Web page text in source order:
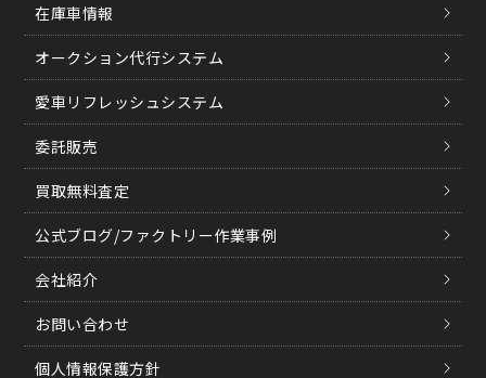
在庫車情報
オークション代行システム
愛車リフレッシュシステム
委託販売
買取無料査定
公式ブログ/ファクトリー作業事例
会社紹介
お問い合わせ
個人情報保護方針